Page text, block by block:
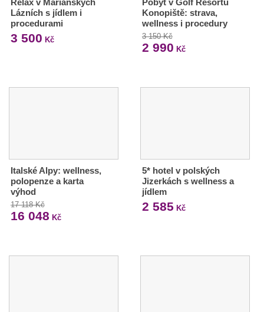
Relax v Mariánských
Lázních s jídlem i
procedurami
3 500 Kč
Pobyt v Golf Resortu
Konopiště: strava,
wellness i procedury
3 150 Kč
2 990 Kč
Italské Alpy: wellness,
polopenze a karta
výhod
17 118 Kč
16 048 Kč
5* hotel v polských
Jizerkách s wellness a
jídlem
2 585 Kč